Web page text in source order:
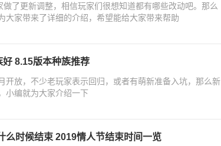
了更新调整，相信玩家们很想知道都有哪些改动吧。那么
大家带来了详细的介绍，希望能给大家带来帮助
8.15版本种族推荐
开放，不少老玩家表示回归，或者有萌新准备入坑，那么新
小编就为大家介绍一下
么时候结束 2019情人节结束时间一览